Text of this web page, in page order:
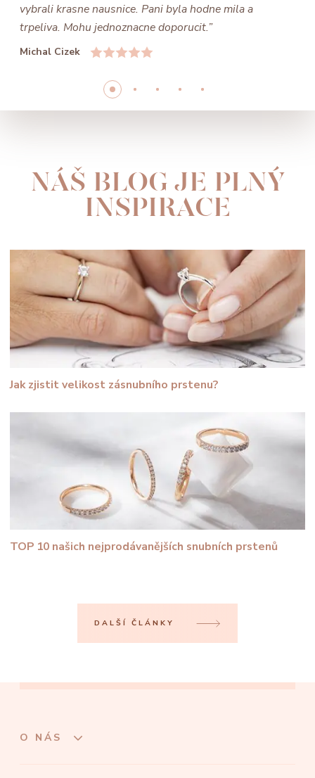
vybrali krasne nausnice. Pani byla hodne mila a
trpeliva. Mohu jednoznacne doporucit.”
Michal Cizek
NÁŠ BLOG JE PLNÝ
INSPIRACE
Jak zjistit velikost zásnubního prstenu?
TOP 10 našich nejprodávanějších snubních prstenů
DALŠÍ ČLÁNKY
O NÁS